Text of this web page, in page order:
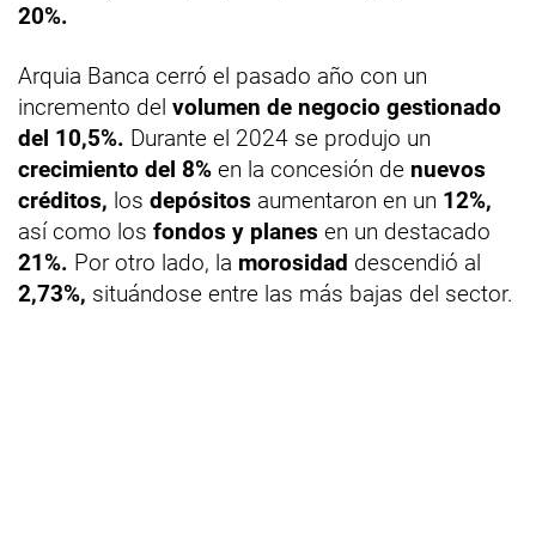
20%.
Arquia Banca cerró el pasado año con un
incremento del volumen de negocio gestionado
del 10,5%. Durante el 2024 se produjo un
crecimiento del 8% en la concesión de nuevos
créditos, los depósitos aumentaron en un 12%,
así como los fondos y planes en un destacado
21%. Por otro lado, la morosidad descendió al
2,73%, situándose entre las más bajas del sector.